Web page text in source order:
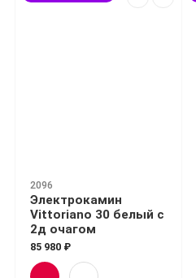
2096
Электрокамин
Vittoriano 30 белый с
2д очагом
85 980 ₽